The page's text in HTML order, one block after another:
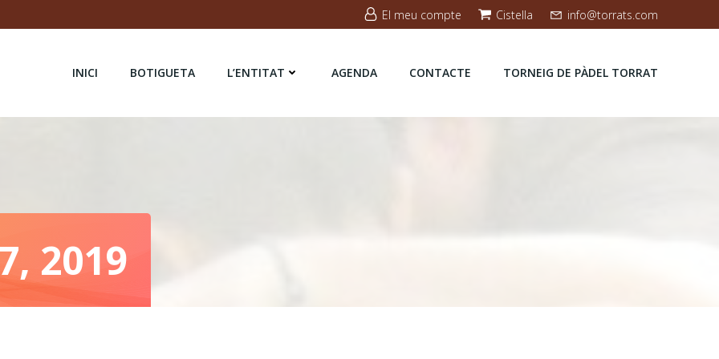
El meu compte Cistella info@torrats.com
INICI BOTIGUETA L’ENTITAT AGENDA CONTACTE TORNEIG DE PÀDEL TORRAT
2019